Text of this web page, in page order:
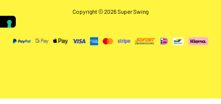
Copyright © 2026 Super Swing